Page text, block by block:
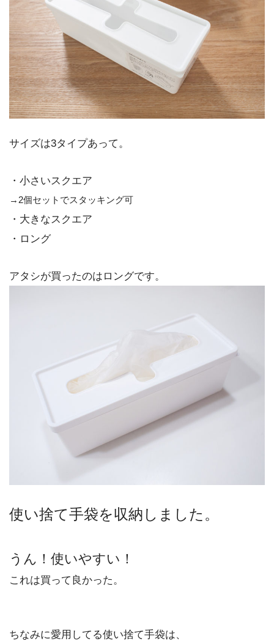
サイズは3タイプあって。
・小さいスクエア
→2個セットでスタッキング可
・大きなスクエア
・ロング
アタシが買ったのはロングです。
使い捨て手袋を収納しました。
うん！使いやすい！
これは買って良かった。
ちなみに愛用してる使い捨て手袋は、